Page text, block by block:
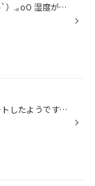
こんにちはモリヤです（´-`）.｡oO 湿度がもうすごい。笑 暑いしジメジメするし怒りながら寝てます(*'ω'*) さて～ タイヤの値上がりまで今日含め残りあと５日です！ １週間くらい前から 滑り込みでご成約頂いてる方が増えてます('ω')ノ まだ間に合いますよー。 ちなみに３１日は水曜日ですが月末なの...
子供たちの夏休みがスタートしたようですね。うらやましい！学生時代に戻りたい！笑 皆さんもお盆休みの予定は決まってるんですかね？？？ タイヤ館も今年からお盆休みが出来たんです！ ８月１３～１５日の３日間(=ﾟωﾟ)ﾉ 別に予定も何も無いですけどね。笑 さて、いよいよタイヤ値上がりまで１週間...